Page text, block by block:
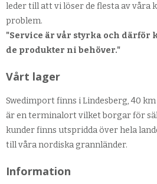
leder till att vi löser de flesta av våra
problem.
"Service är vår styrka och därför
de produkter ni behöver."
Vårt lager
Swedimport finns i Lindesberg, 40
är en terminalort vilket borgar för
kunder finns utspridda över hela
till våra nordiska grannländer.
Information